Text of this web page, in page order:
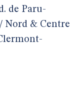
de Paru-
Nord & Centre